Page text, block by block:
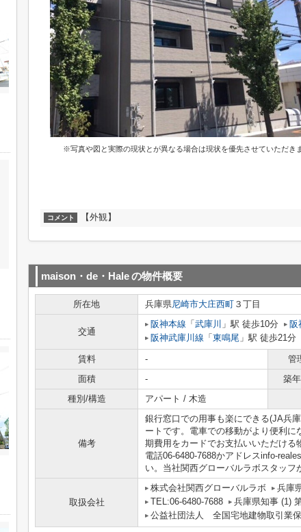
※写真や図と実際の現状とが異なる場合は現状を優先させていただき
コメント 【外観】
maison・de・Haleの物件概要
所在地 兵庫県尼崎市大庄西町 ３丁目
交通
阪神本線 「 武庫川 」駅 徒歩10分 阪
阪神武庫川線 「 東鳴尾 」駅 徒歩21分
賃料 - 管
面積
- 築
種別/構造
アパート / 木造
備考
銀行窓口での用事も楽にできる(JA兵
ートです。電車での移動がより便利
期費用をカードでお支払いいただけ
電話06-6480-7688かアドレスinfo-
い。当社関西グローバルラボスタッフ
取扱会社
株式会社関西グローバルラボ
兵庫
TEL:06-6480-7688
兵庫県知事 (1)
公益社団法人 全国宅地建物取引業